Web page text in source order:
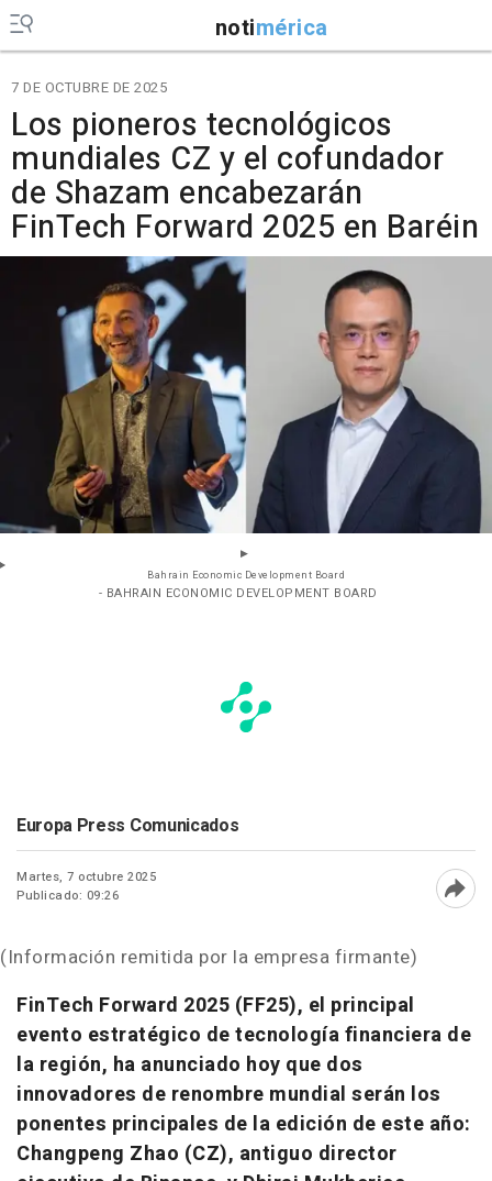
notimérica
7 DE OCTUBRE DE 2025
Los pioneros tecnológicos
mundiales CZ y el cofundador
de Shazam encabezarán
FinTech Forward 2025 en Baréin
Bahrain Economic Development Board
- BAHRAIN ECONOMIC DEVELOPMENT BOARD
Europa Press Comunicados
Martes, 7 octubre 2025
Publicado: 09:26
(Información remitida por la empresa firmante)
FinTech Forward 2025 (FF25), el principal
evento estratégico de tecnología financiera de
la región, ha anunciado hoy que dos
innovadores de renombre mundial serán los
ponentes principales de la edición de este año:
Changpeng Zhao (CZ), antiguo director